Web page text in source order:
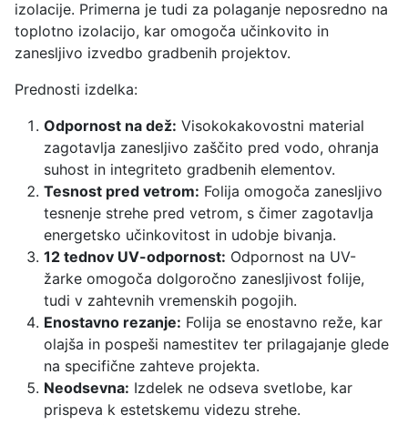
L
O
M
E
izolacije. Primerna je tudi za polaganje neposredno na
toplotno izolacijo, kar omogoča učinkovito in
zanesljivo izvedbo gradbenih projektov.
Prednosti izdelka:
Odpornost na dež: Visokokakovostni material
zagotavlja zanesljivo zaščito pred vodo, ohranja
suhost in integriteto gradbenih elementov.
Tesnost pred vetrom: Folija omogoča zanesljivo
tesnenje strehe pred vetrom, s čimer zagotavlja
energetsko učinkovitost in udobje bivanja.
12 tednov UV-odpornost: Odpornost na UV-
žarke omogoča dolgoročno zanesljivost folije,
tudi v zahtevnih vremenskih pogojih.
Enostavno rezanje: Folija se enostavno reže, kar
olajša in pospeši namestitev ter prilagajanje glede
na specifične zahteve projekta.
Neodsevna: Izdelek ne odseva svetlobe, kar
prispeva k estetskemu videzu strehe.